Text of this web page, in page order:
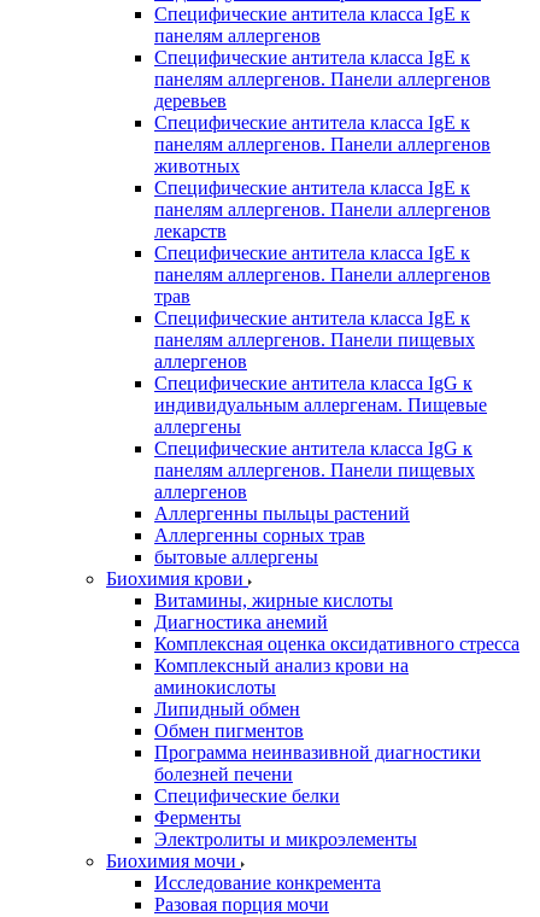
Специфические антитела класса IgE к
панелям аллергенов
Специфические антитела класса IgE к
панелям аллергенов. Панели аллергенов
деревьев
Специфические антитела класса IgE к
панелям аллергенов. Панели аллергенов
животных
Специфические антитела класса IgE к
панелям аллергенов. Панели аллергенов
лекарств
Специфические антитела класса IgE к
панелям аллергенов. Панели аллергенов
трав
Специфические антитела класса IgE к
панелям аллергенов. Панели пищевых
аллергенов
Специфические антитела класса IgG к
индивидуальным аллергенам. Пищевые
аллергены
Специфические антитела класса IgG к
панелям аллергенов. Панели пищевых
аллергенов
Аллергенны пыльцы растений
Аллергенны сорных трав
бытовые аллергены
Биохимия крови
Витамины, жирные кислоты
Диагностика анемий
Комплексная оценка оксидативного стресса
Комплексный анализ крови на
аминокислоты
Липидный обмен
Обмен пигментов
Программа неинвазивной диагностики
болезней печени
Специфические белки
Ферменты
Электролиты и микроэлементы
Биохимия мочи
Исследование конкремента
Разовая порция мочи